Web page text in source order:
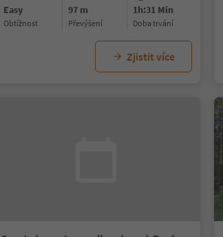
Easy
Obtížnost
97 m
Převýšení
1h:31 Min
doba trvání
Zjistit více